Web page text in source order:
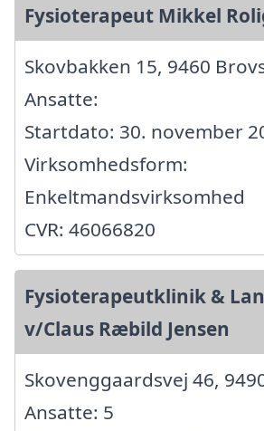
Fysioterapeut Mikkel
Skovbakken 15, 9460
Ansatte:
Startdato: 30. november
Virksomhedsform:
Enkeltmandsvirksomhed
CVR: 46066820
Fysioterapeutklinik &
v/Claus Ræbild Jensen
Skovenggaardsvej 46,
Ansatte: 5